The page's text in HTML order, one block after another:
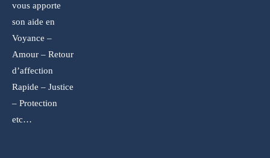
vous apporte
son aide en
Voyance –
Amour – Retour
d’affection
Rapide – Justice
– Protection
etc…